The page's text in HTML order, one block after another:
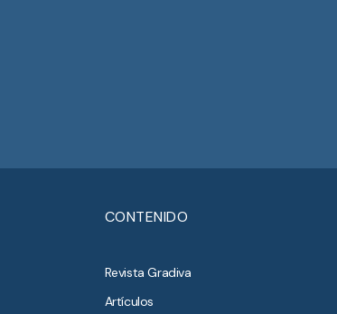
CONTENIDO
Revista Gradiva
Artículos